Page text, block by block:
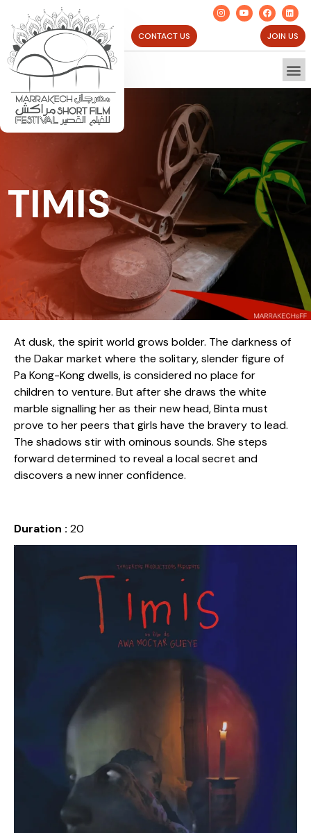
JOIN US
CONTACT US
TIMIS
At dusk, the spirit world grows bolder. The darkness of
the Dakar market where the solitary, slender figure of
Pa Kong-Kong dwells, is considered no place for
children to venture. But after she draws the white
marble signalling her as their new head, Binta must
prove to her peers that girls have the bravery to lead.
The shadows stir with ominous sounds. She steps
forward determined to reveal a local secret and
discovers a new inner confidence.
Duration : 20
Sénégal